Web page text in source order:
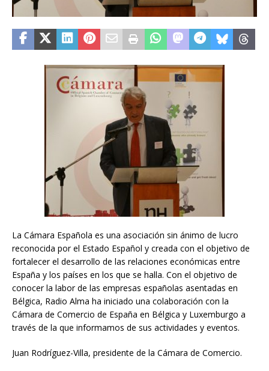
La Cámara Española es una asociación sin ánimo de lucro
reconocida por el Estado Español y creada con el objetivo de
fortalecer el desarrollo de las relaciones económicas entre
España y los países en los que se halla. Con el objetivo de
conocer la labor de las empresas españolas asentadas en
Bélgica, Radio Alma ha iniciado una colaboración con la
Cámara de Comercio de España en Bélgica y Luxemburgo a
través de la que informamos de sus actividades y eventos.
Juan Rodríguez-Villa, presidente de la Cámara de Comercio.